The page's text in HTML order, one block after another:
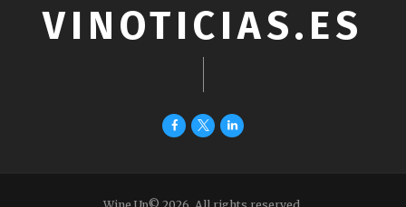
VINOTICIAS.ES